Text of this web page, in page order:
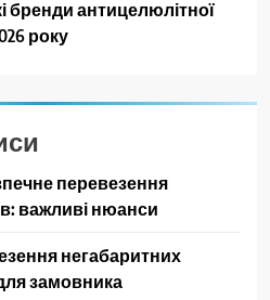
бренди антицелюлітної
року
перевезення
важливі нюанси
негабаритних
замовника